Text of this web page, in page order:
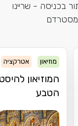
בכניסה - שריינו
מוזיאון אטרקציה
המוזיאון
הטבע